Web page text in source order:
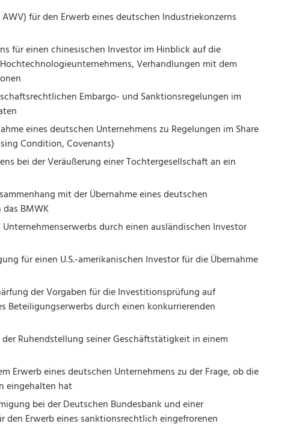
für den Erwerb eines deutschen Industriekonzerns
für einen chinesischen Investor im Hinblick auf die
Verhandlungen mit dem
Embargo- und Sanktionsregelungen im
eines deutschen Unternehmens zu Regelungen im Share
Condition, Covenants)
bei der Veräußerung einer Tochtergesellschaft an ein
mit der Übernahme eines deutschen
BMWK
durch einen ausländischen Investor
für einen U.S.-amerikanischen Investor für die Übernahme
der Vorgaben für die Investitionsprüfung auf
Beteiligungserwerbs durch einen konkurrierenden
Ruhendstellung seiner Geschäftstätigkeit in einem
Erwerb eines deutschen Unternehmens zu der Frage, ob die
eingehalten hat
bei der Deutschen Bundesbank und einer
Erwerb eines sanktionsrechtlich eingefrorenen